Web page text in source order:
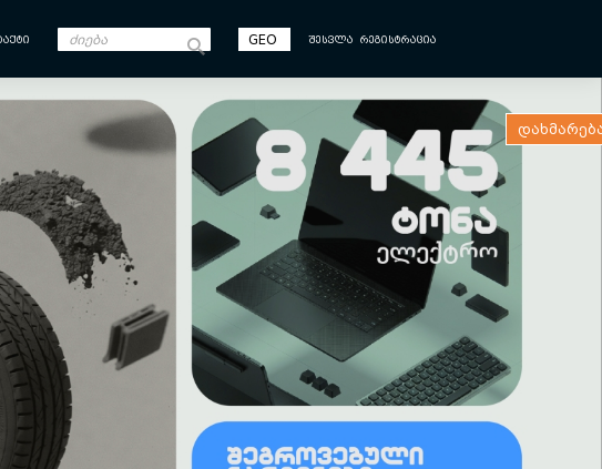
GEO ᲨᲔᲡᲕᲚᲐ ᲠᲔᲒᲘᲡᲢᲠᲐᲪᲘᲐ